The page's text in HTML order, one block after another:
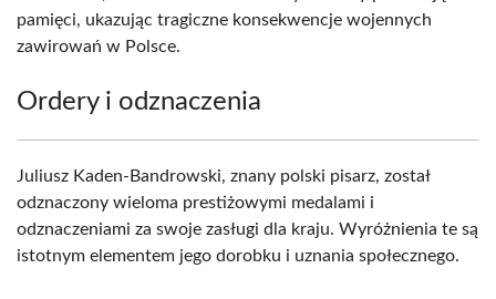
pamięci, ukazując tragiczne konsekwencje wojennych
zawirowań w Polsce.
Ordery i odznaczenia
Juliusz Kaden-Bandrowski, znany polski pisarz, został
odznaczony wieloma prestiżowymi medalami i
odznaczeniami za swoje zasługi dla kraju. Wyróżnienia te są
istotnym elementem jego dorobku i uznania społecznego.